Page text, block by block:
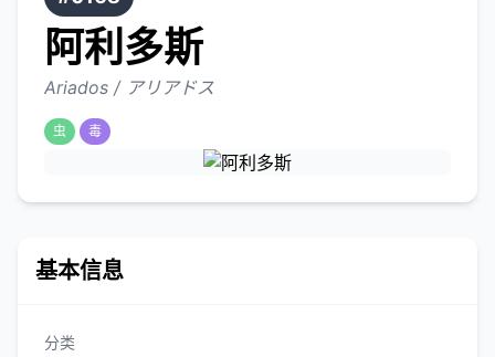
阿利多斯
Ariados / アリアドス
虫 毒
基本信息
分类